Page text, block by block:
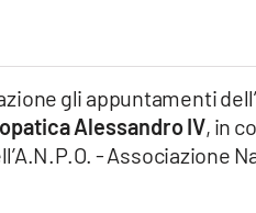
gli appuntamenti dell’
Alessandro IV, in
- Associazione